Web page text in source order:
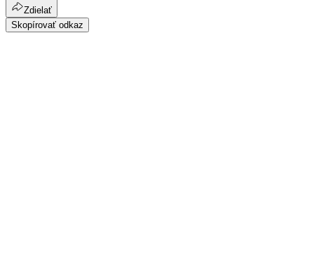
Zdielať
Skopírovať odkaz